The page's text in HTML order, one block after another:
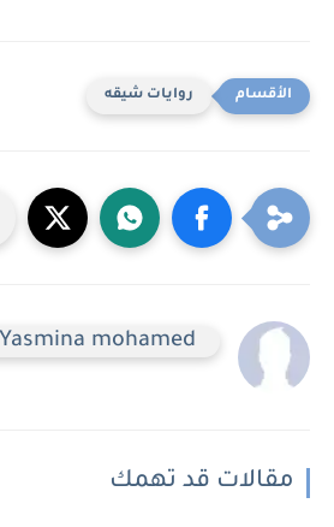
روايات شيقه
Yasmina mohamed
مقالات قد تهمك